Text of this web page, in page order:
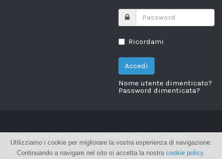
Ricordami
Nome utente dimenticato?
Password dimenticata?
riservati.
Utilizziamo i cookie per migliorare la vostra esperienza di navigazione.
Continuando a navigare nel sito si accetta la nostra cookie policy.